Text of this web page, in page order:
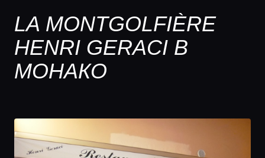
LA MONTGOLFIÈRE
HENRI GERACI В
МОНАКО